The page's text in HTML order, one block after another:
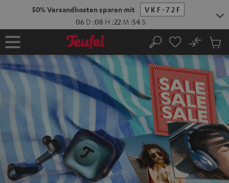
50% Versandkosten sparen mit
VKF-72F
06 D :08 H :22 M :53 S
Startseite Suche
No
im